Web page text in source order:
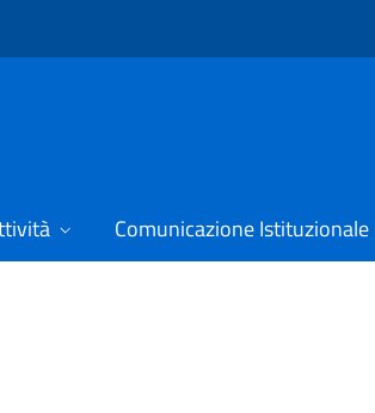
Comunicazione Istituzionale